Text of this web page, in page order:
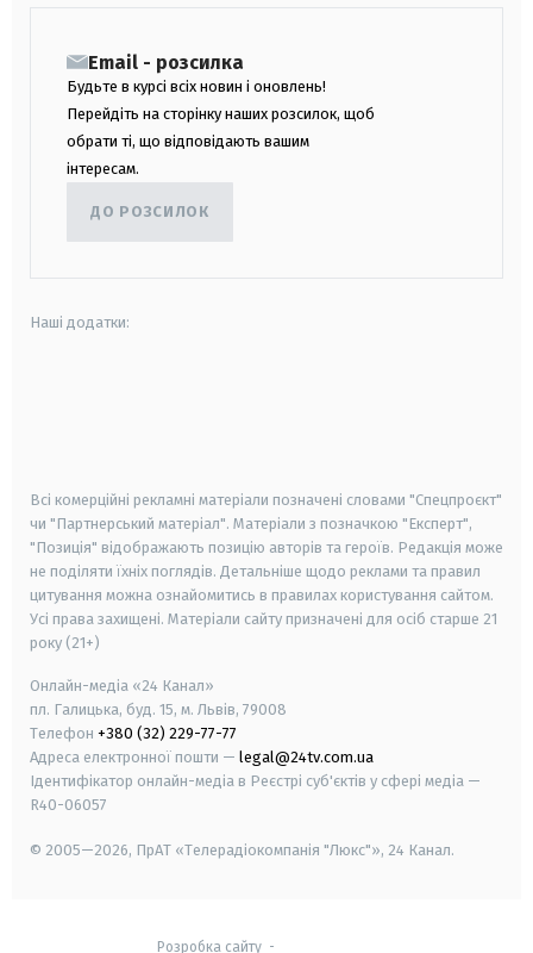
Email - розсилка
Будьте в курсі всіх новин і оновлень!
Перейдіть на сторінку наших розсилок, щоб
обрати ті, що відповідають вашим
інтересам.
ДО РОЗСИЛОК
Наші додатки:
Всі комерційні рекламні матеріали позначені словами "Спецпроєкт"
чи "Партнерський матеріал". Матеріали з позначкою "Експерт",
"Позиція" відображають позицію авторів та героїв. Редакція може
не поділяти їхніх поглядів. Детальніше щодо реклами та правил
цитування можна ознайомитись в правилах користування сайтом.
Усі права захищені. Матеріали сайту призначені для осіб старше 21
року (21+)
Онлайн-медіа «24 Канал»
пл. Галицька, буд. 15, м. Львів, 79008
Телефон +380 (32) 229-77-77
Адреса електронної пошти — legal@24tv.com.ua
Ідентифікатор онлайн-медіа в Реєстрі суб'єктів у сфері медіа —
R40-06057
© 2005—2026, ПрАТ «Телерадіокомпанія "Люкс"», 24 Канал.
Розробка сайту-